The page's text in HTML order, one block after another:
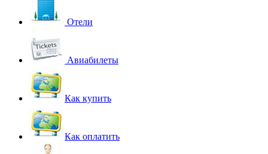
Отели
Авиабилеты
Как купить
Как оплатить